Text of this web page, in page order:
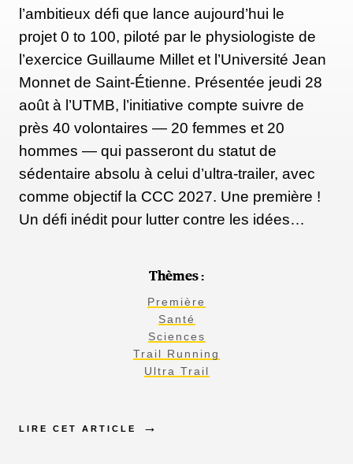
l’ambitieux défi que lance aujourd’hui le
projet 0 to 100, piloté par le physiologiste de
l’exercice Guillaume Millet et l’Université Jean
Monnet de Saint-Étienne. Présentée jeudi 28
août à l’UTMB, l’initiative compte suivre de
près 40 volontaires — 20 femmes et 20
hommes — qui passeront du statut de
sédentaire absolu à celui d’ultra-trailer, avec
comme objectif la CCC 2027. Une première !
Un défi inédit pour lutter contre les idées…
Thèmes :
Première
Santé
Sciences
Trail Running
Ultra Trail
LIRE CET ARTICLE